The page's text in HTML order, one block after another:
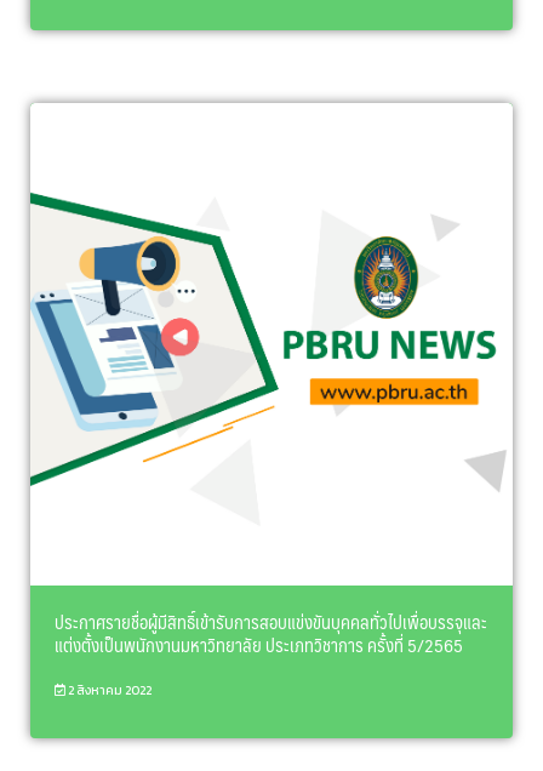
ประกาศรายชื่อผู้มีสิทธิ์เข้ารับการสอบแข่งขันบุคคลทั่วไปเพื่อบรรจุและ
แต่งตั้งเป็นพนักงานมหาวิทยาลัย ประเภทวิชาการ ครั้งที่ 5/2565
2 สิงหาคม 2022